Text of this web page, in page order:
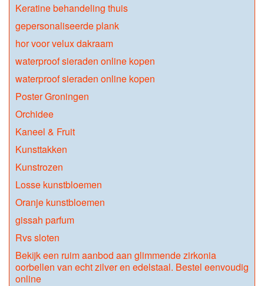
Keratine behandeling thuis
gepersonaliseerde plank
hor voor velux dakraam
waterproof sieraden online kopen
waterproof sieraden online kopen
Poster Groningen
Orchidee
Kaneel & Fruit
Kunsttakken
Kunstrozen
Losse kunstbloemen
Oranje kunstbloemen
gissah parfum
Rvs sloten
Bekijk een ruim aanbod aan glimmende zirkonia
oorbellen van echt zilver en edelstaal. Bestel eenvoudig
online